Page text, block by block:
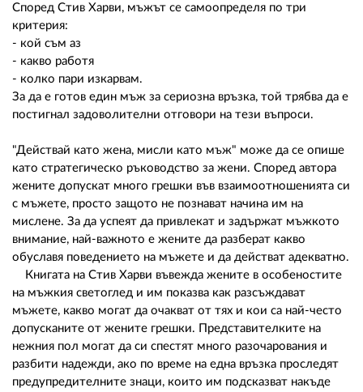
Според Стив Харви, мъжът се самоопределя по три
критерия:
- кой съм аз
- какво работя
- колко пари изкарвам.
За да е готов един мъж за сериозна връзка, той трябва да е
постигнал задоволителни отговори на тези въпроси.
"Действай като жена, мисли като мъж" може да се опише
като стратегическо ръководство за жени. Според автора
жените допускат много грешки във взаимоотношенията си
с мъжете, просто защото не познават начина им на
мислене. За да успеят да привлекат и задържат мъжкото
внимание, най-важното е жените да разберат какво
обуславя поведението на мъжете и да действат адекватно.
Книгата на Стив Харви въвежда жените в особеностите
на мъжкия светоглед и им показва как разсъждават
мъжете, какво могат да очакват от тях и кои са най-често
допусканите от жените грешки. Представителките на
нежния пол могат да си спестят много разочарования и
разбити надежди, ако по време на една връзка проследят
предупредителните знаци, които им подсказват накъде